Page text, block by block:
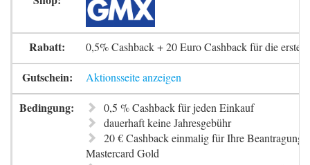
0,5% Cashback + 20 Euro Cashback für die erste
Aktionsseite anzeigen
0,5 % Cashback für jeden Einkauf
dauerhaft keine Jahresgebühr
20 € Cashback einmalig für Ihre Beantragung
Mastercard Gold